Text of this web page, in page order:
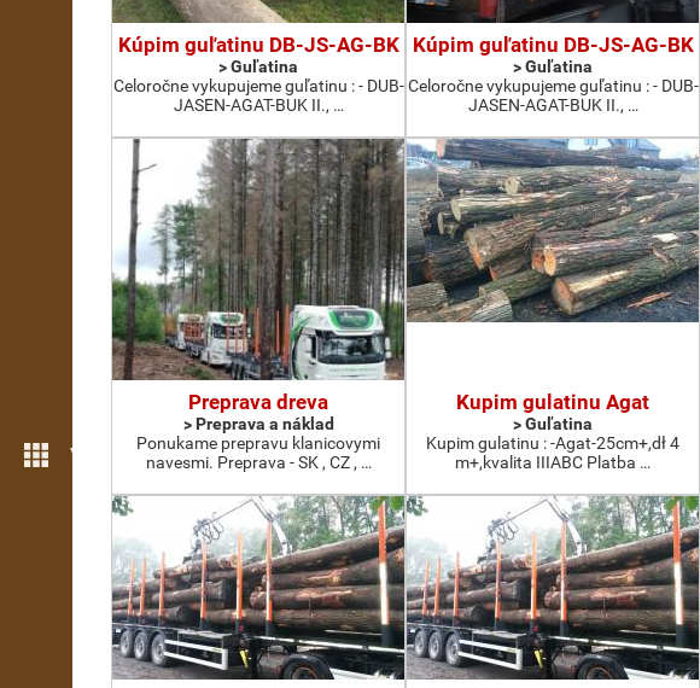
Viac možností
Kúpim guľatinu DB-JS-AG-BK
> Guľatina
Celoročne vykupujeme guľatinu : - DUB-
JASEN-AGAT-BUK II., …
Kúpim guľatinu DB-JS-AG-BK
> Guľatina
Celoročne vykupujeme guľatinu : - DUB-
JASEN-AGAT-BUK II., …
Preprava dreva
> Preprava a náklad
Ponukame prepravu klanicovymi
navesmi. Preprava - SK , CZ , …
Kupim gulatinu Agat
> Guľatina
Kupim gulatinu : -Agat-25cm+,dł 4
m+,kvalita IIIABC Platba …